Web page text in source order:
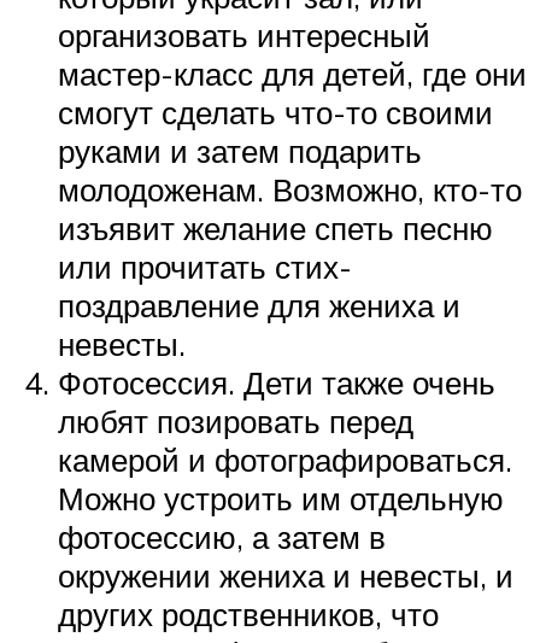
организовать интересный
мастер-класс для детей, где они
смогут сделать что-то своими
руками и затем подарить
молодоженам. Возможно, кто-то
изъявит желание спеть песню
или прочитать стих-
поздравление для жениха и
невесты.
Фотосессия. Дети также очень
любят позировать перед
камерой и фотографироваться.
Можно устроить им отдельную
фотосессию, а затем в
окружении жениха и невесты, и
других родственников, что